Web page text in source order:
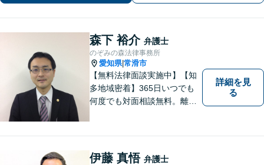
応【当日/夜間/土日対応可】
森下 裕介 弁護士
のぞみの森法律事務所
愛知県|常滑市
【無料法律面談実施中】【知
多地域密着】365日いつでも
何度でも対面相談無料。離
い。
詳細を見
る
伊藤 真悟 弁護士